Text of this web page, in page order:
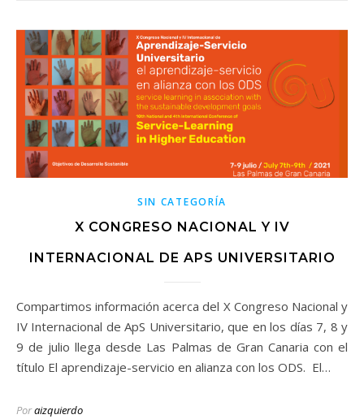
SIN CATEGORÍA
X CONGRESO NACIONAL Y IV
INTERNACIONAL DE APS UNIVERSITARIO
Compartimos información acerca del X Congreso Nacional y
IV Internacional de ApS Universitario, que en los días 7, 8 y
9 de julio llega desde Las Palmas de Gran Canaria con el
título El aprendizaje-servicio en alianza con los ODS. El…
Poraizquierdo